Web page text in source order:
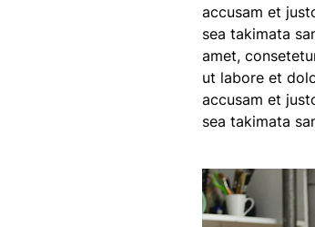
accusam et
sea takimata
amet,
ut labore et
accusam et
sea takimata